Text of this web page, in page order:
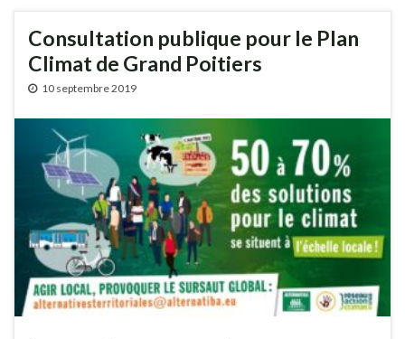
Consultation publique pour le Plan
Climat de Grand Poitiers
10 septembre 2019